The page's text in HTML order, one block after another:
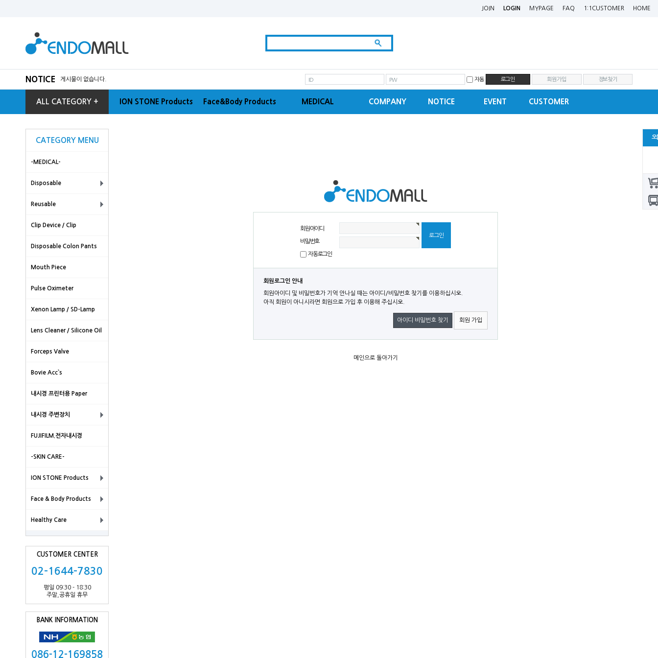
JOIN LOGIN MYPAGE FAQ 1:1CUSTOMER HOME
NOTICE 게시물이 없습니다. ID PW 자동 회원가입 정보찾기
ALL CATEGORY + ION STONE Products Face&Body Products MEDICAL COMPANY NOTICE EVENT CUSTOMER
오
CATEGORY MENU
-MEDICAL-
Disposable
Reusable
Clip Device / Clip
Disposable Colon Pants
Mouth Piece
Pulse Oximeter
Xenon Lamp / SD-Lamp
Lens Cleaner / Silicone Oil
Forceps Valve
Bovie Acc`s
내시경 프린터용 Paper
내시경 주변장치
FUJIFILM.전자내시경
-SKIN CARE-
ION STONE Products
Face & Body Products
Healthy Care
CUSTOMER CENTER
02-1644-7830
평일 09:30 - 18:30
주말,공휴일 휴무
BANK INFORMATION
086-12-169858
회원아이디
비밀번호
자동로그인
회원로그인 안내
회원아이디 및 비밀번호가 기억 안나실 때는 아이디/비밀번호 찾기를 이용하십시오.
아직 회원이 아니시라면 회원으로 가입 후 이용해 주십시오.
아이디 비밀번호 찾기 회원 가입
메인으로 돌아가기